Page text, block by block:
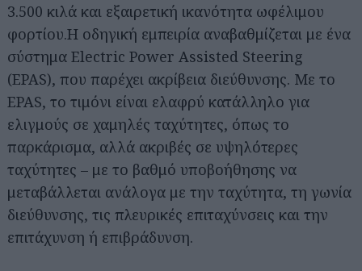
3.500 κιλά και εξαιρετική ικανότητα ωφέλιμου
φορτίου.Η οδηγική εμπειρία αναβαθμίζεται με ένα
σύστημα Electric Power Assisted Steering
(EPAS), που παρέχει ακρίβεια διεύθυνσης. Με το
EPAS, το τιμόνι είναι ελαφρύ κατάλληλο για
ελιγμούς σε χαμηλές ταχύτητες, όπως το
παρκάρισμα, αλλά ακριβές σε υψηλότερες
ταχύτητες – με το βαθμό υποβοήθησης να
μεταβάλλεται ανάλογα με την ταχύτητα, τη γωνία
διεύθυνσης, τις πλευρικές επιταχύνσεις και την
επιτάχυνση ή επιβράδυνση.